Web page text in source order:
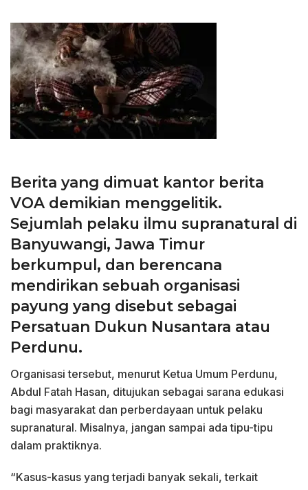
Berita yang dimuat kantor berita
VOA demikian menggelitik.
Sejumlah pelaku ilmu supranatural di
Banyuwangi, Jawa Timur
berkumpul, dan berencana
mendirikan sebuah organisasi
payung yang disebut sebagai
Persatuan Dukun Nusantara atau
Perdunu.
Organisasi tersebut, menurut Ketua Umum Perdunu,
Abdul Fatah Hasan, ditujukan sebagai sarana edukasi
bagi masyarakat dan perberdayaan untuk pelaku
supranatural. Misalnya, jangan sampai ada tipu-tipu
dalam praktiknya.
“Kasus-kasus yang terjadi banyak sekali, terkait